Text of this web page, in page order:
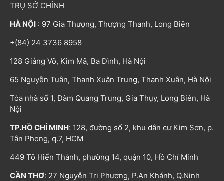
TRỤ SỞ CHÍNH
HÀ NỘI : 97 Gia Thượng, Thượng Thanh, Long Biên
+(84) 24 3736 8958
128 Giảng Võ, Kim Mã, Ba Đình, Hà Nội
65 Nguyễn Tuân, Thanh Xuân Trung, Thanh Xuân, Hà Nội
Tòa nhà số 1, Đàm Quang Trung, Gia Thụy, Long Biên, Hà
Nội
TP.HỒ CHÍ MINH: 128, đường số 2, khu dân cư Kim Sơn, p.
Tân Phong, q.7, HCM
449 Tô Hiến Thành, phường 14, quận 10, Hồ Chí Minh
CẦN THƠ: 27 Nguyễn Tri Phương, P.An Khánh, Q.Ninh